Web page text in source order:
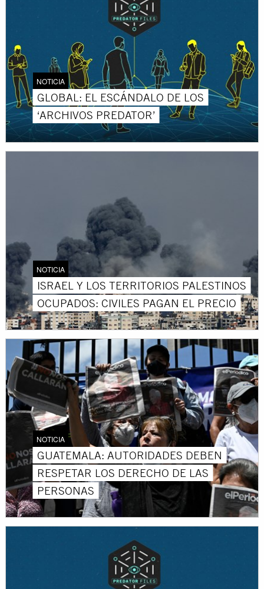
NOTICIA
GLOBAL: EL ESCÁNDALO DE LOS
‘ARCHIVOS PREDATOR’
NOTICIA
ISRAEL Y LOS TERRITORIOS PALESTINOS
OCUPADOS: CIVILES PAGAN EL PRECIO
NOTICIA
GUATEMALA: AUTORIDADES DEBEN
RESPETAR LOS DERECHO DE LAS
PERSONAS